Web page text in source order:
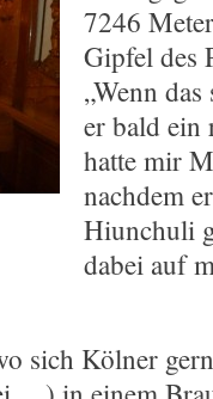
7246
Gipfel des
„Wenn
er bald ein
hatte mir
nachdem
Hiunchuli
dabei auf
sich Kölner